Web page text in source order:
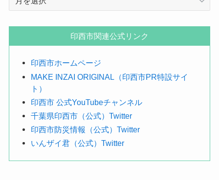
す
印西市関連公式リンク
印西市ホームページ
MAKE INZAI ORIGINAL（印西市PR特設サイ
ト）
印西市 公式YouTubeチャンネル
千葉県印西市（公式）Twitter
印西市防災情報（公式）Twitter
いんザイ君（公式）Twitter